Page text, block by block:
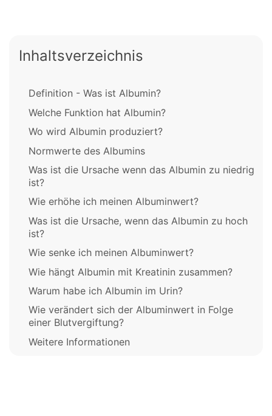
Inhaltsverzeichnis
Definition - Was ist Albumin?
Welche Funktion hat Albumin?
Wo wird Albumin produziert?
Normwerte des Albumins
Was ist die Ursache wenn das Albumin zu niedrig
ist?
Wie erhöhe ich meinen Albuminwert?
Was ist die Ursache, wenn das Albumin zu hoch
ist?
Wie senke ich meinen Albuminwert?
Wie hängt Albumin mit Kreatinin zusammen?
Warum habe ich Albumin im Urin?
Wie verändert sich der Albuminwert in Folge
einer Blutvergiftung?
Weitere Informationen